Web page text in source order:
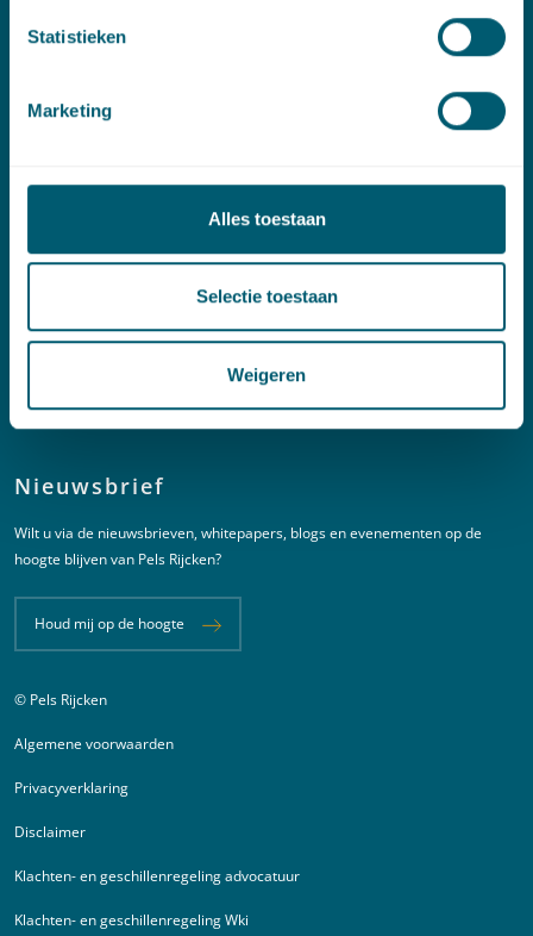
Statistieken
Marketing
Alles toestaan
Selectie toestaan
Weigeren
2594 AC Den Haag
Nieuwsbrief
Wilt u via de nieuwsbrieven, whitepapers, blogs en evenementen op de
hoogte blijven van Pels Rijcken?
Houd mij op de hoogte
Juridische informatie
© Pels Rijcken
Algemene voorwaarden
Privacyverklaring
Disclaimer
Klachten- en geschillenregeling advocatuur
Klachten- en geschillenregeling Wki